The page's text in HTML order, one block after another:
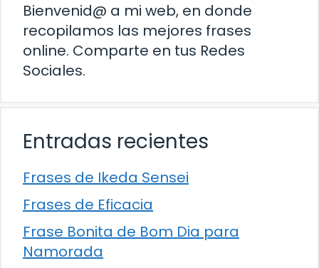
Bienvenid@ a mi web, en donde
recopilamos las mejores frases
online. Comparte en tus Redes
Sociales.
Entradas recientes
Frases de Ikeda Sensei
Frases de Eficacia
Frase Bonita de Bom Dia para
Namorada